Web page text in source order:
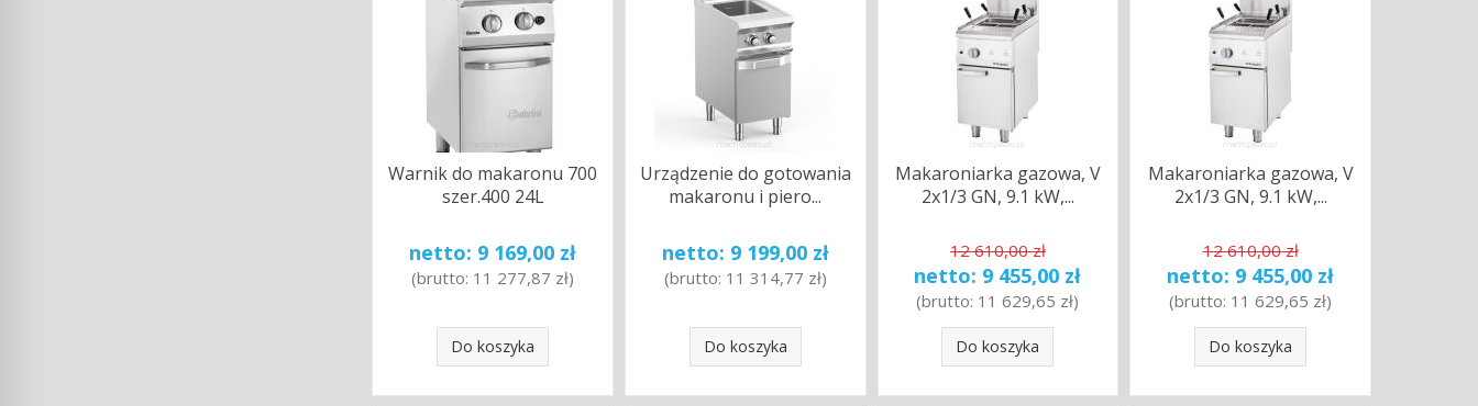
Warnik do makaronu 700
szer.400 24L
netto: 9 169,00 zł
(brutto: 11 277,87 zł)
Do koszyka
Urządzenie do gotowania
makaronu i piero...
netto: 9 199,00 zł
(brutto: 11 314,77 zł)
Do koszyka
Makaroniarka gazowa, V
2x1/3 GN, 9.1 kW,...
12 610,00 zł
netto: 9 455,00 zł
(brutto: 11 629,65 zł)
Do koszyka
Makaroniarka gazowa, V
2x1/3 GN, 9.1 kW,...
12 610,00 zł
netto: 9 455,00 zł
(brutto: 11 629,65 zł)
Do koszyka